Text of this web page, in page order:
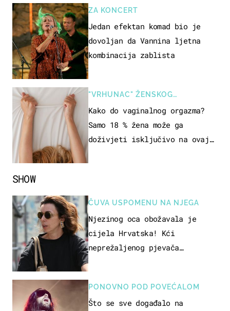
SHOW
ČUVA USPOMENU NA NJEGA
Njezinog oca obožavala je
cijela Hrvatska! Kći
neprežaljenog pjevača
PONOVNO POD POVEĆALOM
Što se sve događalo na
ZA KONCERT
Jedan efektan komad bio je
dovoljan da Vannina ljetna
kombinacija zablista
"VRHUNAC" ŽENSKOG
SEKSUALNOG ISKUSTVA
Kako do vaginalnog orgazma?
Samo 18 % žena može ga
doživjeti isključivo na ovaj